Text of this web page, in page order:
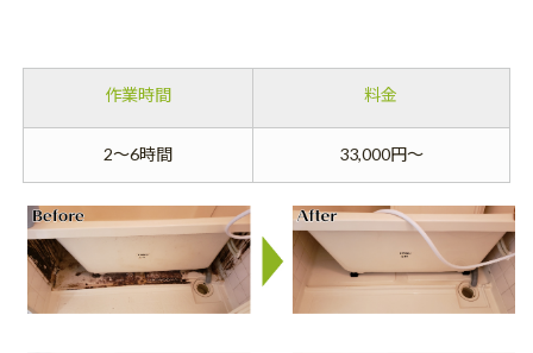
作業時間 料金
2～6時間 33,000円～